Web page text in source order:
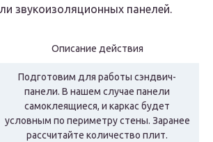
звукоизоляционных панелей.
Описание действия
Подготовим для работы сэндвич-
панели. В нашем случае панели
самоклеящиеся, и каркас будет
условным по периметру стены. Заранее
рассчитайте количество плит.